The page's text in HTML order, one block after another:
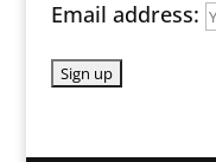
Email address: